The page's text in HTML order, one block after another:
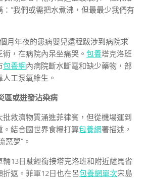
“我們或需把水煮沸，但最最少我們有
月年夜的患病嬰兒遠程跋涉到病院求
，在病院內呆坐痛哭。 包養塔克洛班
包養網內病院斷水斷電和缺少藥物，部
工泵氧維生。
區或迸發沾染病
救濟物質涌進菲律賓，但從機場運到
結合國世界食糧打算包養網署描述，
惡夢”。
13日駛經銜接塔克洛班和附近薩馬省
返。菲軍12日也在呂包養網單次宋島